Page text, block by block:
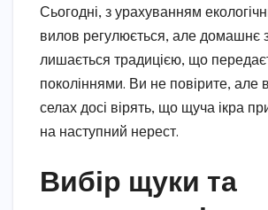
Сьогодні, з урахуванням
вилов регулюється, але домашнє
лишається традицією, що
поколіннями. Ви не повірите, але
селах досі вірять, що щуча ікра
на наступний нерест.
Вибір щуки та